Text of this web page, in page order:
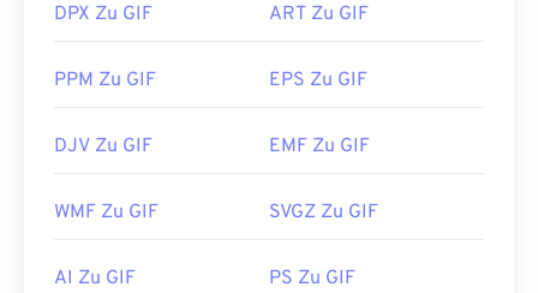
DPX Zu GIF ART Zu GIF
PPM Zu GIF EPS Zu GIF
DJV Zu GIF EMF Zu GIF
WMF Zu GIF SVGZ Zu GIF
AI Zu GIF PS Zu GIF